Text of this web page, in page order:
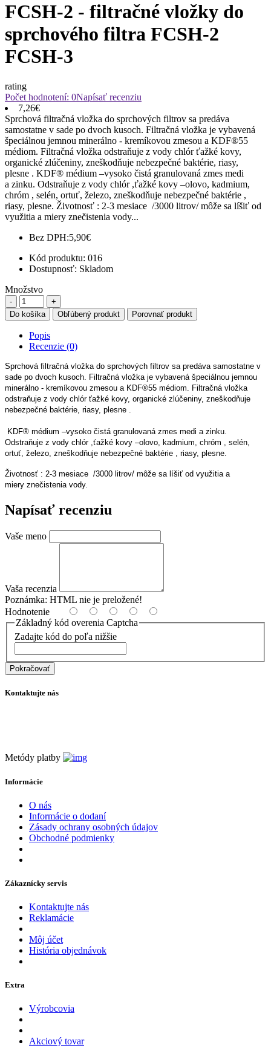
FCSH-2 - filtračné vložky do
sprchového filtra FCSH-2
FCSH-3
rating
Počet hodnotení: 0Napísať recenziu
7,26€
Sprchová filtračná vložka do sprchových filtrov sa predáva
samostatne v sade po dvoch kusoch. Filtračná vložka je vybavená
špeciálnou jemnou minerálno - kremíkovou zmesou a KDF®55
médiom. Filtračná vložka odstraňuje z vody chlór ťažké kovy,
organické zlúčeniny, zneškodňuje nebezpečné baktérie, riasy,
plesne . KDF® médium –vysoko čistá granulovaná zmes medi
a zinku. Odstraňuje z vody chlór ,ťažké kovy –olovo, kadmium,
chróm , selén, ortuť, železo, zneškodňuje nebezpečné baktérie ,
riasy, plesne. Životnosť : 2-3 mesiace /3000 litrov/ môže sa líšiť od
využitia a miery znečistenia vody...
Bez DPH:5,90€
Kód produktu: 016
Dostupnosť: Skladom
Množstvo
Do košíka Obľúbený produkt Porovnať produkt
Popis
Recenzie (0)
Sprchová filtračná vložka do sprchových filtrov sa predáva samostatne v
sade po dvoch kusoch. Filtračná vložka je vybavená špeciálnou jemnou
minerálno - kremíkovou zmesou a KDF®55 médiom. Filtračná vložka
odstraňuje z vody chlór ťažké kovy, organické zlúčeniny, zneškodňuje
nebezpečné baktérie, riasy, plesne .
KDF® médium –vysoko čistá granulovaná zmes medi a zinku.
Odstraňuje z vody chlór ,ťažké kovy –olovo, kadmium, chróm , selén,
ortuť, železo, zneškodňuje nebezpečné baktérie , riasy, plesne.
Životnosť : 2-3 mesiace /3000 litrov/ môže sa líšiť od využitia a
miery znečistenia vody.
Napísať recenziu
Vaše meno
Vaša recenzia
Poznámka: HTML nie je preložené!
Hodnotenie
Základný kód overenia Captcha
Zadajte kód do poľa nižšie
Pokračovať
Kontaktujte nás
Metódy platby
Informácie
O nás
Informácie o dodaní
Zásady ochrany osobných údajov
Obchodné podmienky
Zákaznícky servis
Kontaktujte nás
Reklamácie
Môj účet
História objednávok
Extra
Výrobcovia
Akciový tovar